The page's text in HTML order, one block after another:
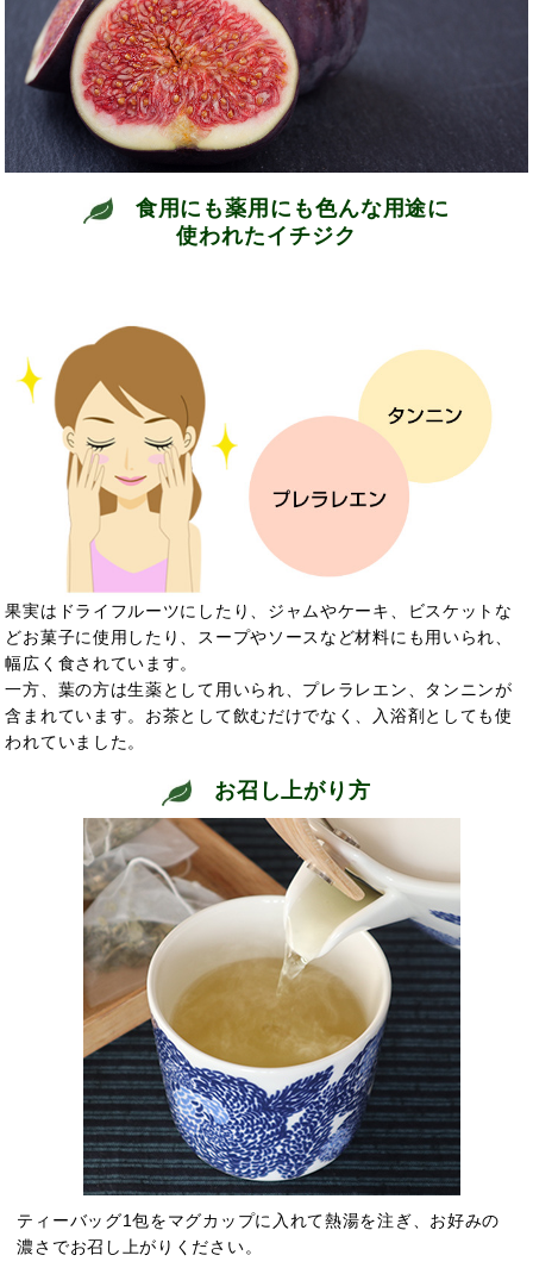
食用にも薬用にも色んな用途に
使われたイチジク
果実はドライフルーツにしたり、ジャムやケーキ、ビスケットな
どお菓子に使用したり、スープやソースなど材料にも用いられ、
幅広く食されています。
一方、葉の方は生薬として用いられ、プレラレエン、タンニンが
含まれています。お茶として飲むだけでなく、入浴剤としても使
われていました。
お召し上がり方
ティーバッグ1包をマグカップに入れて熱湯を注ぎ、お好みの
濃さでお召し上がりください。